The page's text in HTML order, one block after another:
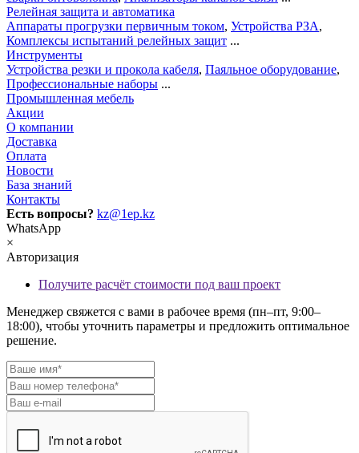
Релейная защита и автоматика
Аппараты прогрузки первичным током, Устройства РЗА,
Комплексы испытаний релейных защит ...
Инструменты
Устройства резки и прокола кабеля, Паяльное оборудование,
Профессиональные наборы ...
Промышленная мебель
Акции
О компании
Доставка
Оплата
Новости
База знаний
Контакты
Есть вопросы? kz@1ep.kz
WhatsApp
×
Авторизация
Получите расчёт стоимости под ваш проект
Менеджер свяжется с вами в рабочее время (пн–пт, 9:00–
18:00), чтобы уточнить параметры и предложить оптимальное
решение.